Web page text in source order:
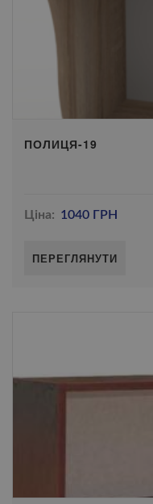
ПОЛИЦЯ-19
Ціна: 1040 ГРН
ПЕРЕГЛЯНУТИ